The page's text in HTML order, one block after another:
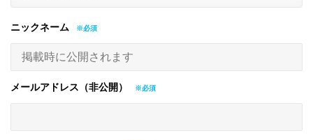
ニックネーム
メールアドレス（非公開）